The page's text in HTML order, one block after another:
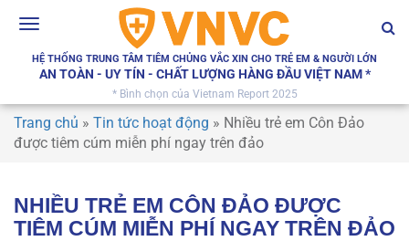
Toggle
HỆ THỐNG TRUNG TÂM TIÊM CHỦNG VẮC XIN CHO TRẺ EM & NGƯỜI LỚN
AN TOÀN - UY TÍN - CHẤT LƯỢNG HÀNG ĐẦU VIỆT NAM *
* Bình chọn của Vietnam Report 2025
Trang chủ » Tin tức hoạt động » Nhiều trẻ em Côn Đảo
được tiêm cúm miễn phí ngay trên đảo
NHIỀU TRẺ EM CÔN ĐẢO ĐƯỢC
TIÊM CÚM MIỄN PHÍ NGAY TRÊN ĐẢO